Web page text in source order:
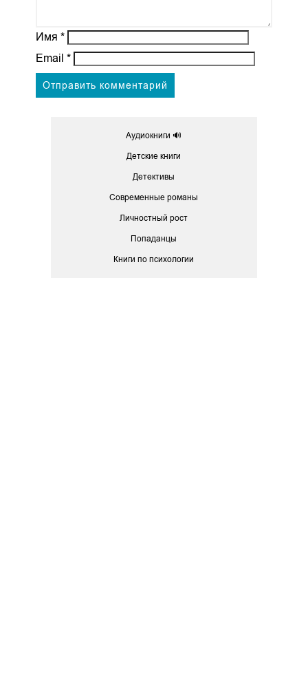
Имя *
Email *
Аудиокниги 🔊
Детские книги
Детективы
Современные романы
Личностный рост
Попаданцы
Книги по психологии